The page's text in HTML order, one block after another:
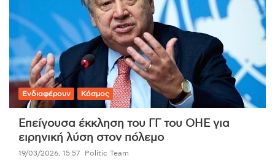
Ενδιαφέρουν Κόσμος
Επείγουσα έκκληση του ΓΓ του ΟΗΕ για
ειρηνική λύση στον πόλεμο
19/03/2026, 15:57 Politic Team